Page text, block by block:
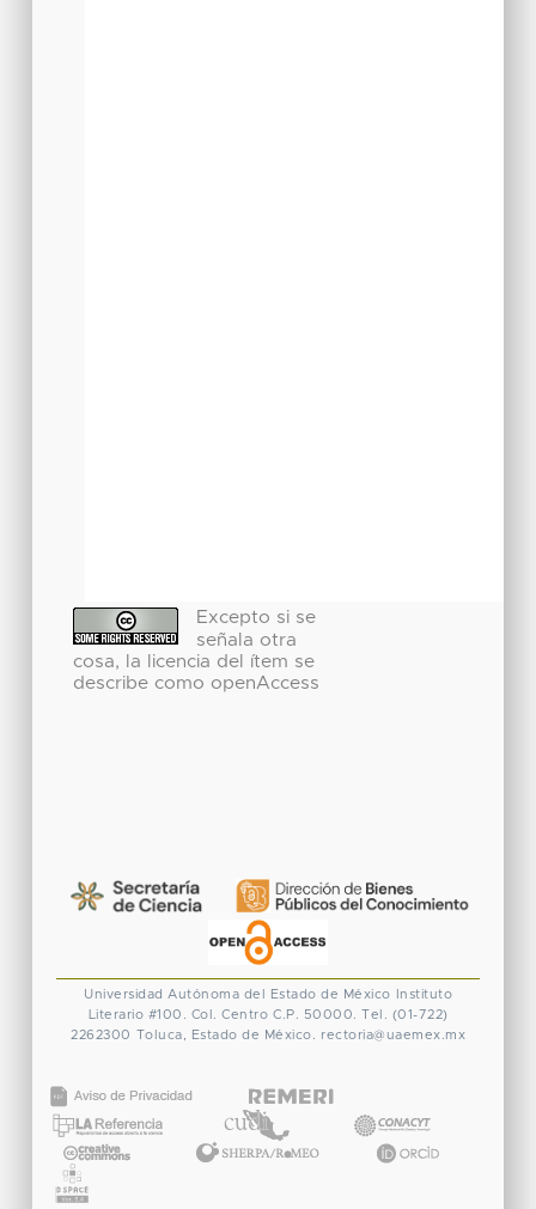
Excepto si se
señala otra
cosa, la licencia del ítem se
describe como openAccess
Universidad Autónoma del Estado de México
Instituto
Literario #100. Col. Centro C.P. 50000. Tel. (01-722)
2262300 Toluca, Estado de México. rectoria@uaemex.mx